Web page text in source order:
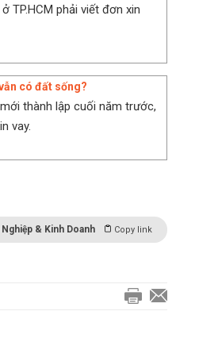
TP.HCM phải viết đơn xin
có đất sống?
thành lập cuối năm trước,
vay.
Nghiệp & Kinh Doanh Copy link